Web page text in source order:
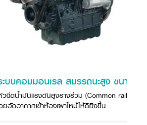
บบคอมมอนเรล สมรรถนะสูง ขนาด
วฉีดน้ำมันแรงดันสูงรางร่วม (Common rail)
ยอัดอากาศเข้าห้องเผาไหม้ให้ดียิ่งขึ้น